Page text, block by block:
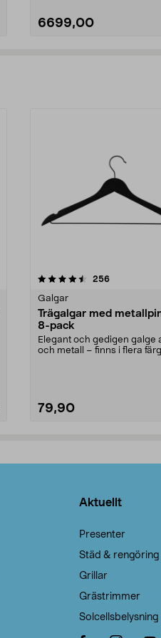
6699,00
256recensioner
Galgar
Trägalgar med
8-pack
Elegant och gedigen galge
och metall – finns i flera
79,90
4.0av 5 stjärnor
Aktuellt
Presenter
Städ & rengöring
Grillar
Grästrimmer
Solcellsbelysning